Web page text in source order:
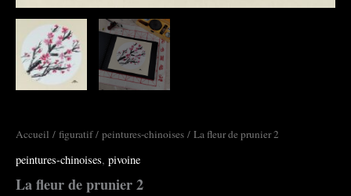
Accueil / figuratif/ peintures-chinoises / La fleur de prunier 2
peintures-chinoises, pivoine
La fleur de prunier 2